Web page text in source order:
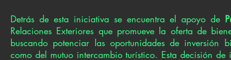
Detrás de esta iniciativa se encuentra el apoyo de
Relaciones Exteriores que promueve la oferta de
buscando potenciar las oportunidades de inversión
como del mutuo intercambio turístico. Esta decisión